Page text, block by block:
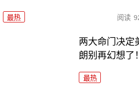
最热 阅读
两大命门决定
朗别再幻想了！
最热